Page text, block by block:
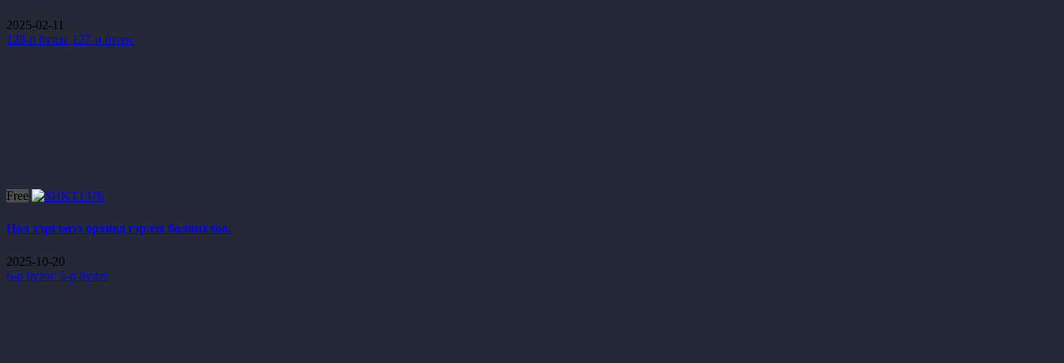
2025-02-11
128-р бүлэг 127-р бүлэг
Free
Цол хэргэмээ орхиод гэрлэх болчихлоо.
2025-10-20
6-р бүлэг 5-р бүлэг